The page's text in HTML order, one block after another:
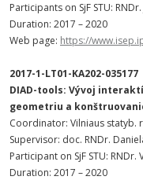
Participants on SjF STU:
Duration: 2017 – 2020
Web page: https://
2017-1-LT01-KA202-035177
DIAD-tools: Vývoj
geometriu a
Coordinator: Vilniaus statyb.
Supervisor: doc. RNDr.
Participant on SjF STU: RNDr.
Duration: 2017 – 2020